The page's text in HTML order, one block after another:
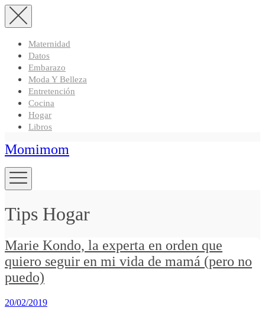
Maternidad
Datos
Embarazo
Moda Y Belleza
Entretención
Cocina
Hogar
Libros
Momimom
Tips Hogar
Marie Kondo, la experta en orden que
quiero seguir en mi vida de mamá (pero no
puedo)
20/02/2019